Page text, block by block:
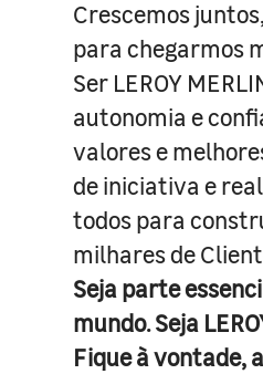
Crescemos
para chegarmos
Ser LEROY
autonomia e
valores e
de iniciativa e
todos para
milhares de
Seja parte
mundo. Seja
Fique à vontade,